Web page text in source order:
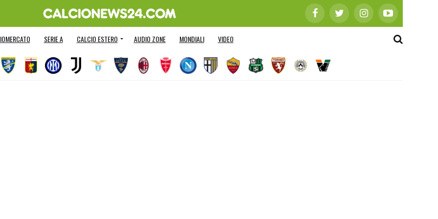
SERIE A CALCIO ESTERO AUDIO ZONE MONDIALI VIDEO